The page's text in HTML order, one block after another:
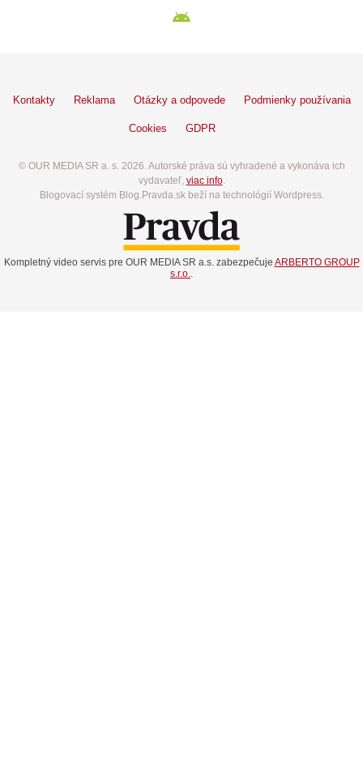
Kontakty Reklama Otázky a odpovede Podmienky používania
Cookies GDPR
© OUR MEDIA SR a. s. 2026. Autorské práva sú vyhradené a vykonáva ich
vydavateľ, viac info.
Blogovací systém Blog.Pravda.sk beží na technológií Wordpress.
Kompletný video servis pre OUR MEDIA SR a.s. zabezpečuje ARBERTO GROUP
s.r.o..